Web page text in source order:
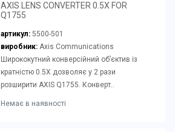
AXIS LENS CONVERTER 0.5X FOR
Q1755
артикул: 5500-501
виробник:Axis Communications
Ширококутний конверсійний об’єктив із
кратністю 0.5X дозволяє у 2 рази
розширити AXIS Q1755. Конверт..
Немає в наявності